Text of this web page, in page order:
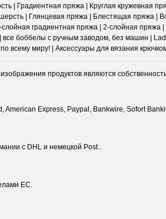
| Градиентная пряжа | Круглая кружевная
| Глянцевая пряжа | Блестящая пряжа |
градиентная пряжа | 2-слойная
боббелы с ручным заводом, без машин |
всему миру! | Аксессуары для вязания
продуктов являются
Express, Paypal, Bankwire, Sofort
с DHL и немецкой Post..
ЕС.